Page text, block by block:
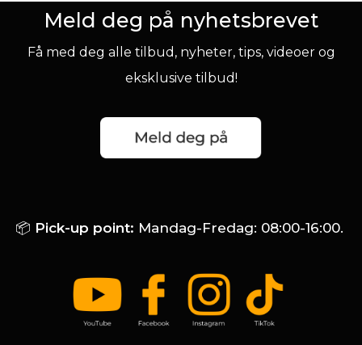
Meld deg på nyhetsbrevet
Få med deg alle tilbud, nyheter, tips, videoer og
eksklusive tilbud!
📦 Pick-up point: Mandag-Fredag: 08:00-16:00.